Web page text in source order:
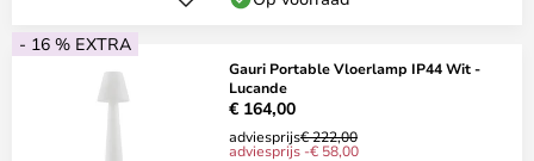
- 16 % EXTRA
Gauri Portable Vloerlamp IP44 Wit -
Lucande
€ 164,00
adviesprijs€ 222,00
adviesprijs -€ 58,00